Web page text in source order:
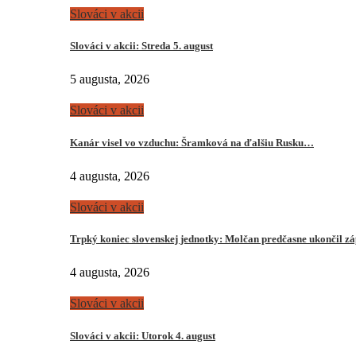
Slováci v akcii
Slováci v akcii: Streda 5. august
5 augusta, 2026
Slováci v akcii
Kanár visel vo vzduchu: Šramková na ďalšiu Rusku…
4 augusta, 2026
Slováci v akcii
Trpký koniec slovenskej jednotky: Molčan predčasne ukončil
4 augusta, 2026
Slováci v akcii
Slováci v akcii: Utorok 4. august